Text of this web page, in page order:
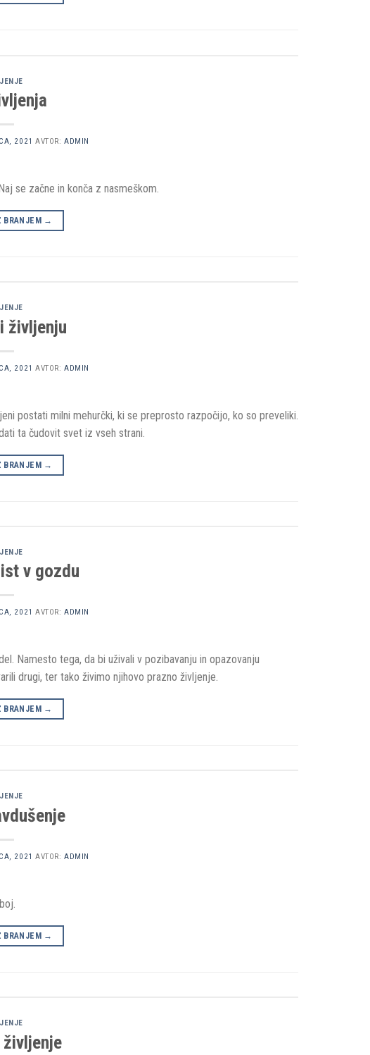
2021 AVTOR:ADMIN
se začne in konča z nasmeškom.
BRANJEM →
življenju
2021 AVTOR:ADMIN
postati milni mehurčki, ki se preprosto razpočijo, ko so preveliki.
ta čudovit svet iz vseh strani.
BRANJEM →
v gozdu
2021 AVTOR:ADMIN
Namesto tega, da bi uživali v pozibavanju in opazovanju
drugi, ter tako živimo njihovo prazno življenje.
BRANJEM →
2021 AVTOR:ADMIN
BRANJEM →
življenje